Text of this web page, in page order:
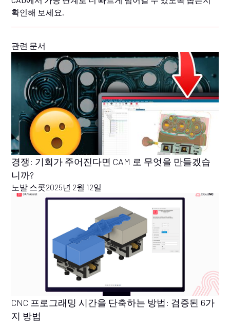
확인해 보세요.
관련 문서
경쟁: 기회가 주어진다면 CAM 로 무엇을 만들겠습
니까?
노발 스콧2025년 2월 12일
CNC 프로그래밍 시간을 단축하는 방법: 검증된 6가
지 방법